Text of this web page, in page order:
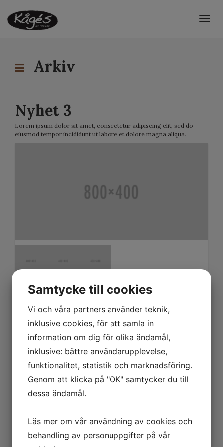
Arkiv
Nyhet 3
Lorem ipsum dolor sit amet, consectetur adipiscing elit, sed do
eiusmod tempor incididunt ut labore et dolore magna aliqua.
Lorem Ipsum
Lorem ipsum dolor sit amet, consectetur
adipiscing elit, sed do eiusmod tempor
incididunt ut labore et dolore magna aliqua.
Ut enim ad minim veniam, quis nostrud
exercitation ullamco laboris nisi ut aliquip ex
ea commodo consequat. Duis aute irure
dolor in reprehenderit in voluptate velit esse
cillum dolore eu fugiat nulla pariatur.
proident, sunt in culpa qui officia deserunt
mollit anim id est laborum.
Samtycke till cookies
Vi och våra partners använder teknik,
inklusive cookies, för att samla in
information om dig för olika ändamål,
inklusive: bättre användarupplevelse,
funktionalitet, statistik och marknadsföring.
Genom att klicka på "OK" samtycker du till
dessa ändamål.
Läs mer om vår användning av cookies och
behandling av personuppgifter på vår